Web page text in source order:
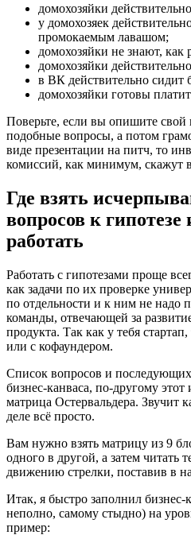
домохозяйки
у домохозяек
промокаемым лавашом;
домохозяйки не знают, как
домохозяйки
в ВК действительно сидит
домохозяйки готовы
Поверьте, если вы опишите свой
подобные вопросы, а потом
виде презентации на питч, то
комиссий, как минимум, скажут
Где взять
вопросов к
работать
Работать с гипотезами проще
как задачи по их проверке
по отдельности и к ним не надо
команды, отвечающей за
продукта. Так как у тебя
или с кофаундером.
Список вопросов и
бизнес-канваса, по-другому этот
матрица Остервальдера. Звучит
деле всё просто.
Вам нужно взять матрицу из 9
одного в другой, а затем читать
движению стрелки, поставив в
Итак, я быстро заполнил бизнес-
неполно, самому стыдно) на
пример: